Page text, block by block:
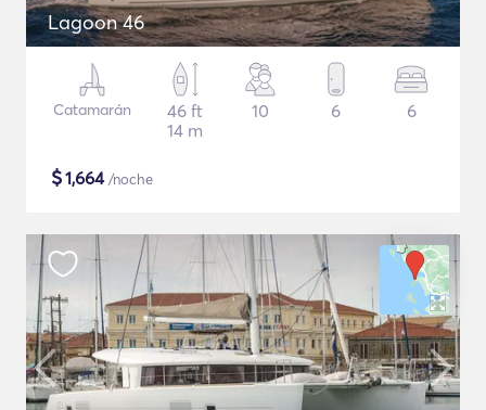
Lagoon 46
Catamarán
46 ft
14 m
10 6 6
$1,664/noche